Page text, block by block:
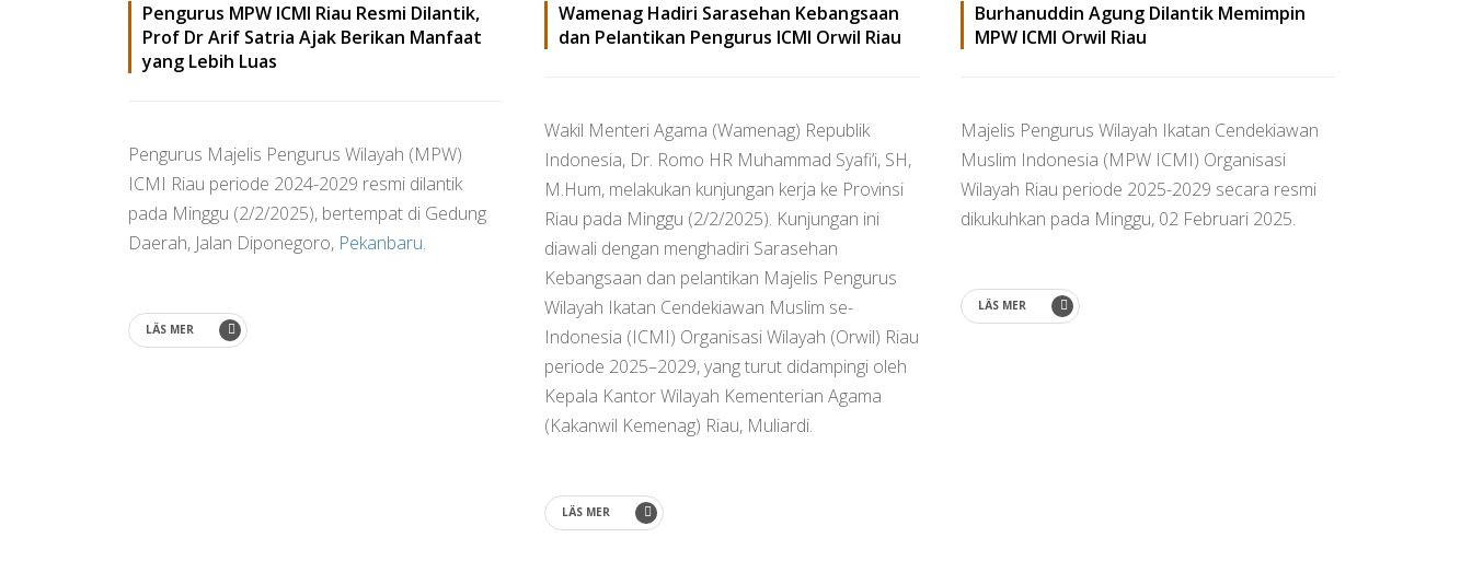
Pengurus MPW ICMI Riau Resmi Dilantik,
Prof Dr Arif Satria Ajak Berikan Manfaat
yang Lebih Luas
Pengurus Majelis Pengurus Wilayah (MPW)
ICMI Riau periode 2024-2029 resmi dilantik
pada Minggu (2/2/2025), bertempat di Gedung
Daerah, Jalan Diponegoro, Pekanbaru.
LÄS MER
Wamenag Hadiri Sarasehan Kebangsaan
dan Pelantikan Pengurus ICMI Orwil Riau
Wakil Menteri Agama (Wamenag) Republik
Indonesia, Dr. Romo HR Muhammad Syafi’i, SH,
M.Hum, melakukan kunjungan kerja ke Provinsi
Riau pada Minggu (2/2/2025). Kunjungan ini
diawali dengan menghadiri Sarasehan
Kebangsaan dan pelantikan Majelis Pengurus
Wilayah Ikatan Cendekiawan Muslim se-
Indonesia (ICMI) Organisasi Wilayah (Orwil) Riau
periode 2025–2029, yang turut didampingi oleh
Kepala Kantor Wilayah Kementerian Agama
(Kakanwil Kemenag) Riau, Muliardi.
LÄS MER
Burhanuddin Agung Dilantik Memimpin
MPW ICMI Orwil Riau
Majelis Pengurus Wilayah Ikatan Cendekiawan
Muslim Indonesia (MPW ICMI) Organisasi
Wilayah Riau periode 2025-2029 secara resmi
dikukuhkan pada Minggu, 02 Februari 2025.
LÄS MER